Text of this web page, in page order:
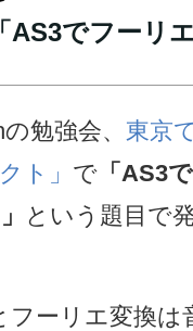
AS3でフーリ
勉強会、 東京
ト」 で 「AS3
という題目で
ーリエ変換は